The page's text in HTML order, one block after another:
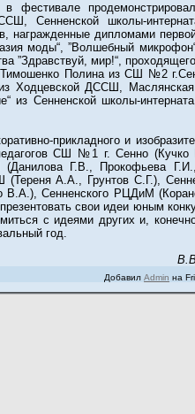
в фестивале
Сенненской школы-
награжденные дипломами
моды“, ”Волшебный
”Здравствуй, мир!“,
Полина из СШ №2
из Ходцевской ДССШ,
из Сенненской школы-
прикладного и
СШ №1 г. Сенно
Г.В., Прокофьева
А.А., Грунтов С.Г.),
Сенненского РЦДиМ
свои идеи юным
с идеями других и,
год.
Добавил Admin на